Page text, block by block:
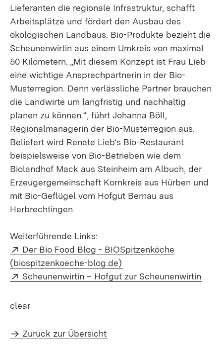
Lieferanten die regionale Infrastruktur, schafft
Arbeitsplätze und fördert den Ausbau des
ökologischen Landbaus. Bio-Produkte bezieht die
Scheunenwirtin aus einem Umkreis von maximal
50 Kilometern. „Mit diesem Konzept ist Frau Lieb
eine wichtige Ansprechpartnerin in der Bio-
Musterregion. Denn verlässliche Partner brauchen
die Landwirte um langfristig und nachhaltig
planen zu können.“, führt Johanna Böll,
Regionalmanagerin der Bio-Musterregion aus.
Beliefert wird Renate Lieb‘s Bio-Restaurant
beispielsweise von Bio-Betrieben wie dem
Biolandhof Mack aus Steinheim am Albuch, der
Erzeugergemeinschaft Kornkreis aus Hürben und
mit Bio-Geflügel vom Hofgut Bernau aus
Herbrechtingen.
Weiterführende Links:
Extern:
Der Bio Food Blog - BIOSpitzenköche
(biospitzenkoeche-blog.de)
Extern:
Scheunenwirtin – Hofgut zur Scheunenwirtin
clear
Zurück zur Übersicht